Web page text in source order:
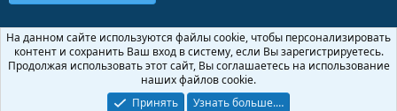
Russian (RU)
Обратная связь
Условия и правила
Политика конфиденциальности
Помощь
Community platform by XenForo ® © 2010-2026 XenForo Ltd.
На данном сайте используются файлы cookie, чтобы персонализировать
контент и сохранить Ваш вход в систему, если Вы зарегистрируетесь.
Продолжая использовать этот сайт, Вы соглашаетесь на использование
наших файлов cookie.
Принять
Узнать больше.…